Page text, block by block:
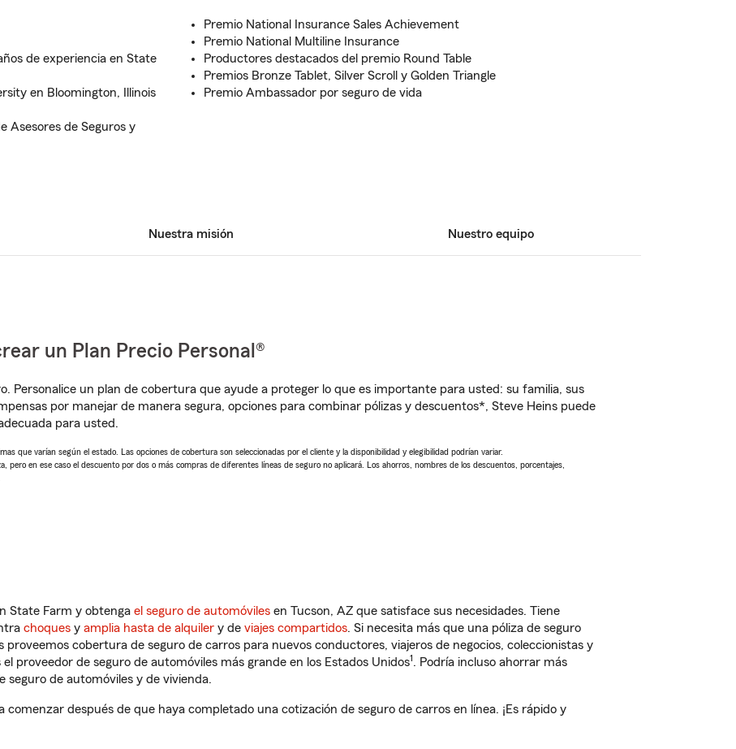
de experiencia en State
en Bloomington, Illinois
Asesores de Seguros y
Premio National Insurance Sales Achievement
Premio National Multiline Insurance
Productores destacados del premio Round Table
Premios Bronze Tablet, Silver Scroll y Golden Triangle
Premio Ambassador por seguro de vida
Nuestra misión Nuestro equipo
un Plan Precio Personal®
Personalice un plan de cobertura que ayude a proteger lo que es importante para usted: su familia, sus
por manejar de manera segura, opciones para combinar pólizas y descuentos*, Steve Heins puede
para usted.
que varían según el estado. Las opciones de cobertura son seleccionadas por el cliente y la disponibilidad y elegibilidad podrían variar.
pero en ese caso el descuento por dos o más compras de diferentes líneas de seguro no aplicará. Los ahorros, nombres de los descuentos, porcentajes,
State Farm y obtenga el seguro de automóviles en Tucson, AZ que satisface sus necesidades. Tiene
choques y amplia hasta de alquiler y de viajes compartidos. Si necesita más que una póliza de seguro
cobertura de seguro de carros para nuevos conductores, viajeros de negocios, coleccionistas y
proveedor de seguro de automóviles más grande en los Estados Unidos1. Podría incluso ahorrar más
seguro de automóviles y de vivienda.
comenzar después de que haya completado una cotización de seguro de carros en línea. ¡Es rápido y